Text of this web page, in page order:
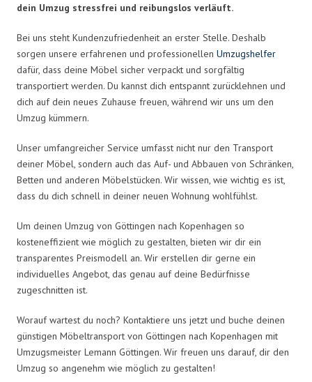
dein Umzug stressfrei und reibungslos verläuft.
Bei uns steht Kundenzufriedenheit an erster Stelle. Deshalb
sorgen unsere erfahrenen und professionellen Umzugshelfer
dafür, dass deine Möbel sicher verpackt und sorgfältig
transportiert werden. Du kannst dich entspannt zurücklehnen und
dich auf dein neues Zuhause freuen, während wir uns um den
Umzug kümmern.
Unser umfangreicher Service umfasst nicht nur den Transport
deiner Möbel, sondern auch das Auf- und Abbauen von Schränken,
Betten und anderen Möbelstücken. Wir wissen, wie wichtig es ist,
dass du dich schnell in deiner neuen Wohnung wohlfühlst.
Um deinen Umzug von Göttingen nach Kopenhagen so
kosteneffizient wie möglich zu gestalten, bieten wir dir ein
transparentes Preismodell an. Wir erstellen dir gerne ein
individuelles Angebot, das genau auf deine Bedürfnisse
zugeschnitten ist.
Worauf wartest du noch? Kontaktiere uns jetzt und buche deinen
günstigen Möbeltransport von Göttingen nach Kopenhagen mit
Umzugsmeister Lemann Göttingen. Wir freuen uns darauf, dir den
Umzug so angenehm wie möglich zu gestalten!